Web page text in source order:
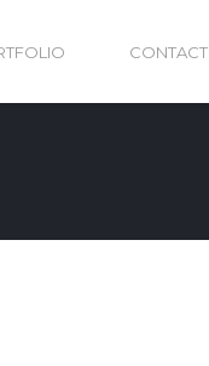
CONTACT